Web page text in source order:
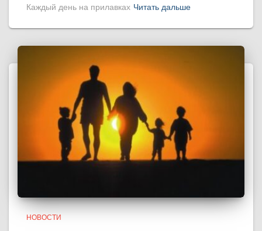
Каждый день на прилавках Читать дальше
НОВОСТИ